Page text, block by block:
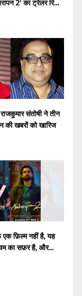
2' का ट्रेलर रि...
संतोषी ने तीन
की खबरों को खारिज
एक फ़िल्म नहीं है, यह
का सफ़र है, और...